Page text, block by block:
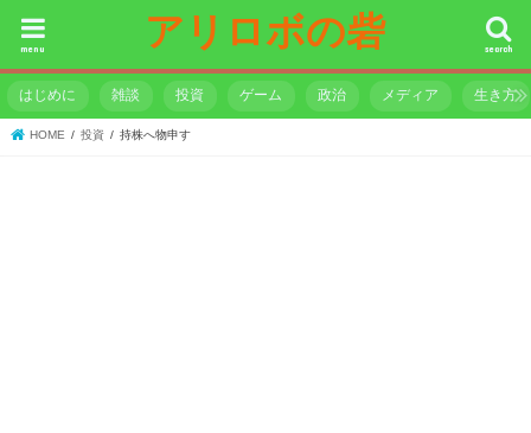
アリロボの砦 search
menu
はじめに 雑談 投資 ゲーム 政治 メディア 生き方
HOME 投資 持株へ物申す